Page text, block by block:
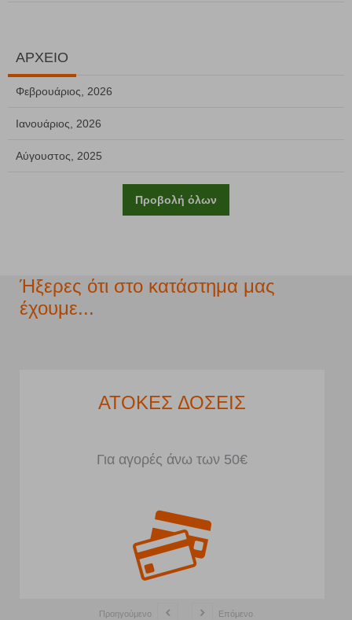
ΑΡΧΕΙΟ
Φεβρουάριος, 2026
Ιανουάριος, 2026
Αύγουστος, 2025
Προβολή όλων
Ήξερες ότι στο κατάστημα μας
έχουμε...
ΧΩΡΟΣ ΣΤΑΘΜΕΥΣΗΣ
Μπροστά από το κατάστημα
Προηγούμενο Επόμενο